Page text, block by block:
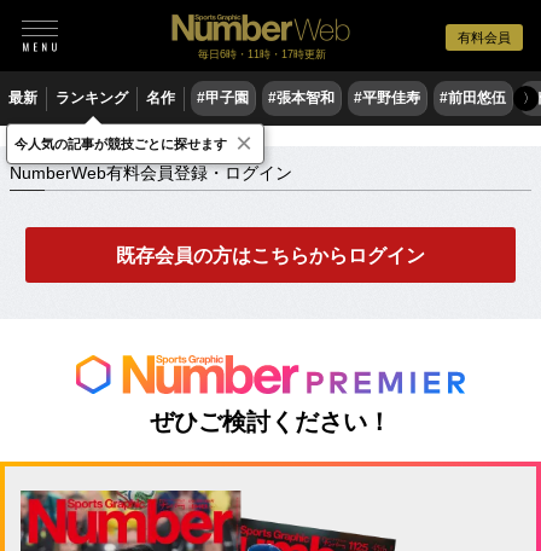
有料会員
毎日6時・11時・17時更新
最新 ランキング 名作 #甲子園 #張本智和 #平野佳寿 #前田悠伍 #
〉
NumberWeb有料会員登録・ログイン
NumberWeb有料会員登録・ログイン
既存会員の方はこちらからログイン
ぜひご検討ください！
今人気の記事が競技ごとに探せます ×